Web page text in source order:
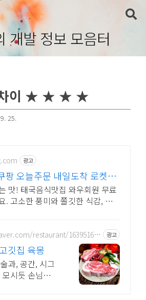
개발 정보 모음터
차이 ★ ★ ★ ★
25.
광고
팡 오늘주문 내일도착 로켓배
맛! 태국음식맛집 와우회원 무료
. 고소한 풍미와 쫄깃한 식감, 오
restaurant/163951608
광고
깃집 육몽
과, 공간, 시그
시듯 손님을